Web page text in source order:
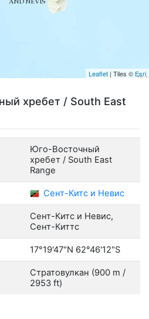
Leaflet | Tiles © Esri
хребет / South East
Юго-Восточный
хребет / South East
Range
Сент-Китс и Невис
Сент-Китс и Невис,
Сент-Киттс
17°19'47"N 62°46'12"S
Стратовулкан (900 m /
2953 ft)